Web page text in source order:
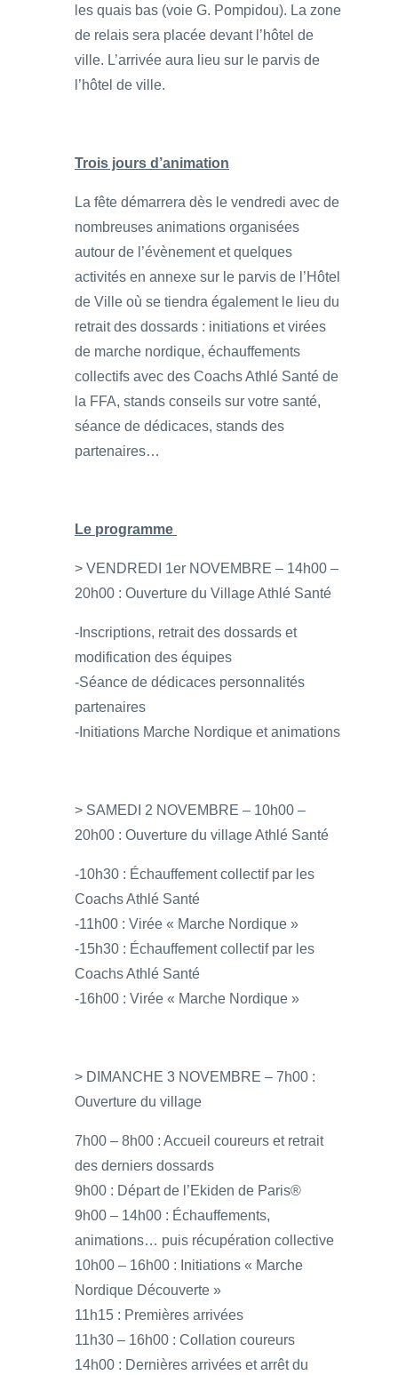
les quais bas (voie G. Pompidou). La zone
de relais sera placée devant l’hôtel de
ville. L’arrivée aura lieu sur le parvis de
l’hôtel de ville.
Trois jours d’animation
La fête démarrera dès le vendredi avec de
nombreuses animations organisées
autour de l’évènement et quelques
activités en annexe sur le parvis de l’Hôtel
de Ville où se tiendra également le lieu du
retrait des dossards : initiations et virées
de marche nordique, échauffements
collectifs avec des Coachs Athlé Santé de
la FFA, stands conseils sur votre santé,
séance de dédicaces, stands des
partenaires…
Le programme
> VENDREDI 1er NOVEMBRE – 14h00 –
20h00 : Ouverture du Village Athlé Santé
-Inscriptions, retrait des dossards et
modification des équipes
-Séance de dédicaces personnalités
partenaires
-Initiations Marche Nordique et animations
> SAMEDI 2 NOVEMBRE – 10h00 –
20h00 : Ouverture du village Athlé Santé
-10h30 : Échauffement collectif par les
Coachs Athlé Santé
-11h00 : Virée « Marche Nordique »
-15h30 : Échauffement collectif par les
Coachs Athlé Santé
-16h00 : Virée « Marche Nordique »
> DIMANCHE 3 NOVEMBRE – 7h00 :
Ouverture du village
7h00 – 8h00 : Accueil coureurs et retrait
des derniers dossards
9h00 : Départ de l’Ekiden de Paris®
9h00 – 14h00 : Échauffements,
animations… puis récupération collective
10h00 – 16h00 : Initiations « Marche
Nordique Découverte »
11h15 : Premières arrivées
11h30 – 16h00 : Collation coureurs
14h00 : Dernières arrivées et arrêt du